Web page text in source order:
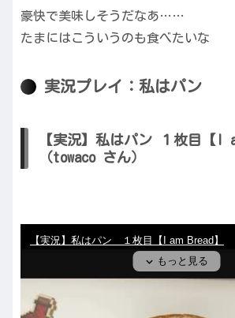
豪快で美味しそうだなあ……
たまにはこういうのも食べたいな
実況プレイ：私はパン
【実況】私はパン １枚目【I
（towaco さん）